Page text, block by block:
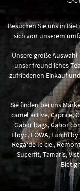
Besuchen Sie uns in
sich von unserem
Unsere große
unser freundliches
zufriedenen Einkauf
Sie finden bei uns
camel active, Caprice,
Gabor bags, Gabor
Lloyd, LOWA, Lurchi
Regarde le ciel,
Superfit, Tamaris,